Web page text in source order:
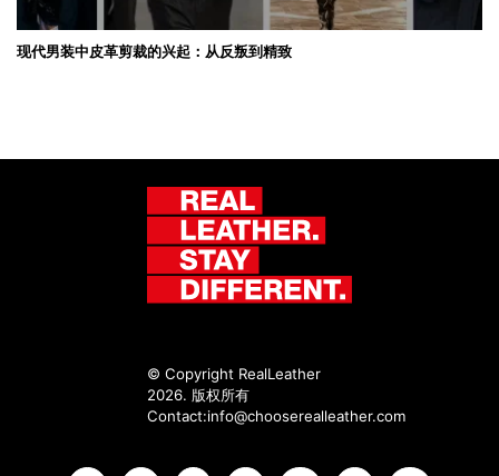
现代男装中皮革剪裁的兴起：从反叛到精致
© Copyright RealLeather
2026. 版权所有
Contact:info@chooserealleather.com